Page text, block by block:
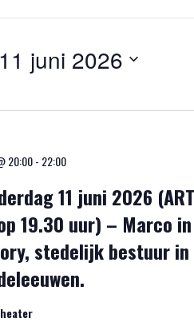
11 juni 2026
20:00- 22:00
11 juni 2026
19.30 uur) – Marco
stedelijk bestuur